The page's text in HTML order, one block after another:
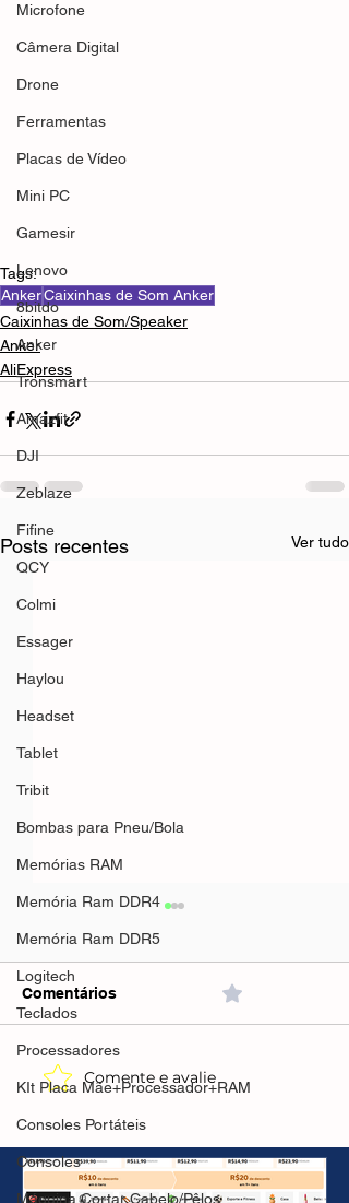
Microfone
Câmera Digital
Drone
Ferramentas
Placas de Vídeo
Mini PC
Gamesir
Lenovo
8bitdo
Anker
Tronsmart
Amazfit
DJI
Zeblaze
Fifine
QCY
Colmi
Essager
Haylou
Headset
Tablet
Tribit
Bombas para Pneu/Bola
Memórias RAM
Memória Ram DDR4
Memória Ram DDR5
Logitech
Teclados
Processadores
KIt Placa Mãe+Processador+RAM
Consoles Portáteis
Consoles
Máquina Cortar Cabelo/Pêlos
Tags:
AnkerCaixinhas de Som Anker
Caixinhas de Som/Speaker
Anker
AliExpress
Posts recentes Ver tudo
AliExpress - Calendário
2026
Comentários
Comente e avalie